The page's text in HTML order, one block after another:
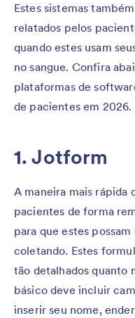
Estes sistemas
relatados pelos
quando estes usam
no sangue. Confira
plataformas de
de pacientes em 2026.
1. Jotform
A maneira mais rápida
pacientes de forma
para que estes
coletando. Estes
tão detalhados quanto
básico deve incluir
inserir seu nome,